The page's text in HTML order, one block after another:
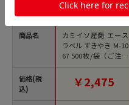
商品名
価格(税
込)
カミイソ産商 エース
ラベル すきやき M-10
67 500枚/袋（ご注文
単位1袋）【直送品】
￥2,475